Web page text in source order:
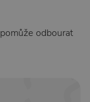
odbourat